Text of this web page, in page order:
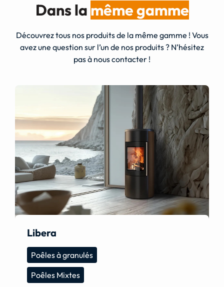
Dans la même gamme
Découvrez tous nos produits de la même gamme ! Vous
avez une question sur l’un de nos produits ? N’hésitez
pas à nous contacter !
Libera
Poêles à granulés
Poêles Mixtes